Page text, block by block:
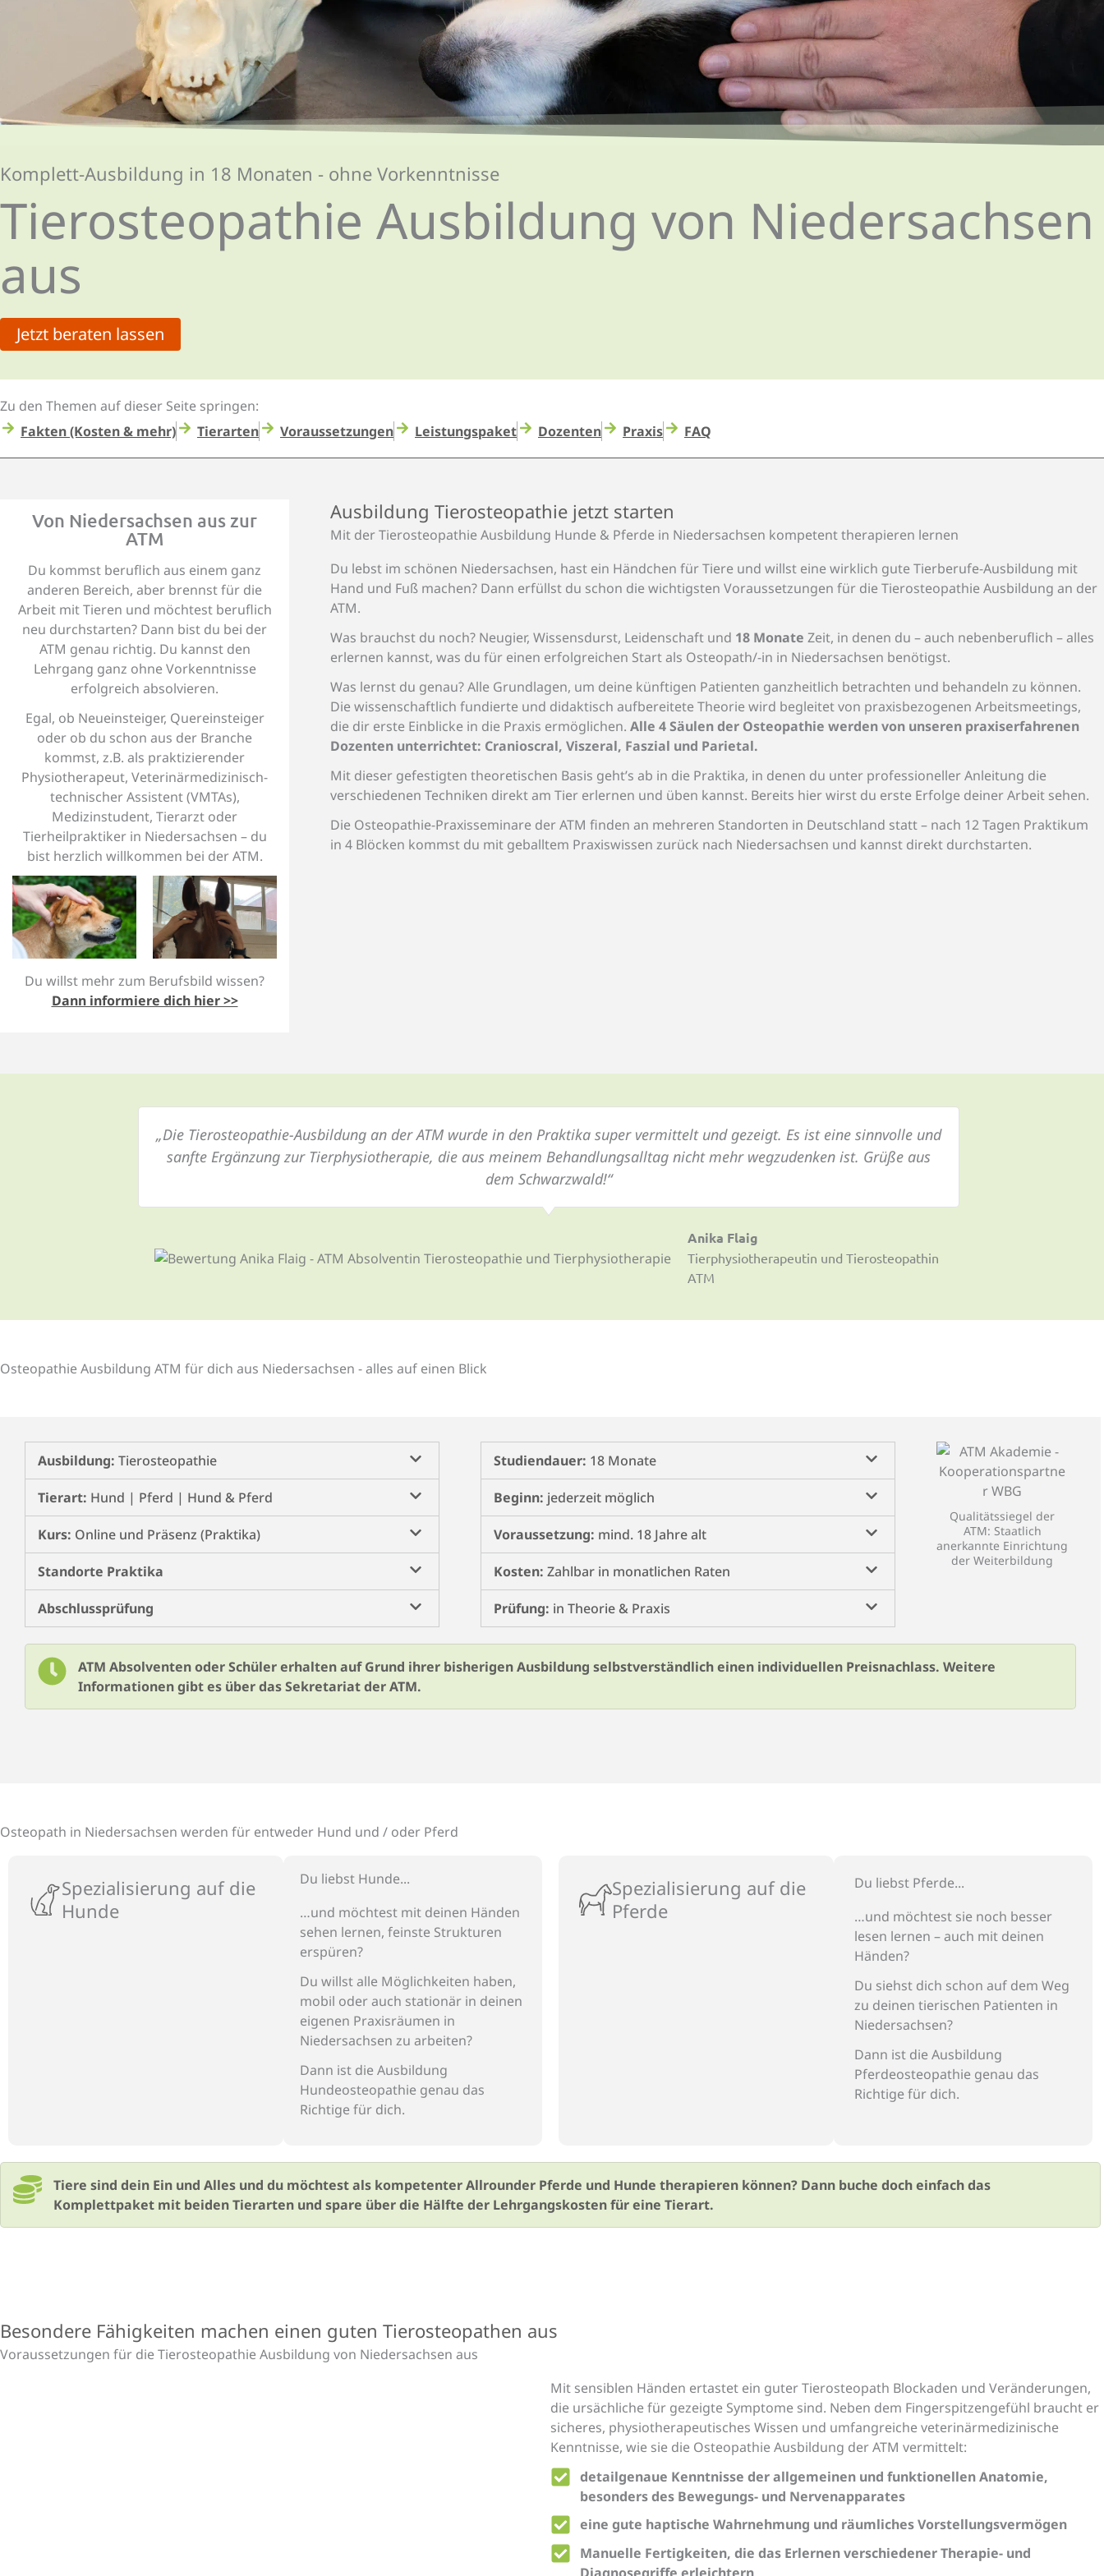
Komplett-Ausbildung in 18 Monaten - ohne Vorkenntnisse
Tierosteo­­pathie Aus­­bildung von Niedersachsen
aus
Jetzt beraten lassen
Zu den Themen auf dieser Seite springen:
Fakten (Kosten & mehr)
Tierarten Voraussetzungen Leistungspaket Dozenten Praxis FAQ
Von Niedersachsen aus zur
ATM
Du kommst beruflich aus einem ganz
anderen Bereich, aber brennst für die
Arbeit mit Tieren und möchtest beruflich
neu durchstarten? Dann bist du bei der
ATM genau richtig. Du kannst den
Lehrgang ganz ohne Vorkenntnisse
erfolgreich absolvieren.
Egal, ob Neueinsteiger, Quereinsteiger
oder ob du schon aus der Branche
kommst, z.B. als praktizierender
Physiotherapeut, Veterinärmedizinisch-
technischer Assistent (VMTAs),
Medizinstudent, Tierarzt oder
Tierheilpraktiker in Niedersachsen – du
bist herzlich willkommen bei der ATM.
Du willst mehr zum Berufsbild wissen?
Dann informiere dich hier >>
Ausbildung Tierosteopathie jetzt starten
Mit der Tierosteo­pathie Ausbildung Hunde & Pferde in Niedersachsen kompetent therapieren lernen
Du lebst im schönen Niedersachsen, hast ein Händchen für Tiere und willst eine wirklich gute Tierberufe-Ausbildung mit
Hand und Fuß machen? Dann erfüllst du schon die wichtigsten Voraussetzungen für die Tierosteopathie Ausbildung an der
ATM.
Was brauchst du noch? Neugier, Wissensdurst, Leidenschaft und 18 Monate Zeit, in denen du – auch nebenberuflich – alles
erlernen kannst, was du für einen erfolgreichen Start als Osteopath/-in in Niedersachsen benötigst.
Was lernst du genau? Alle Grundlagen, um deine künftigen Patienten ganzheitlich betrachten und behandeln zu können.
Die wissenschaftlich fundierte und didaktisch aufbereitete Theorie wird begleitet von praxisbezogenen Arbeitsmeetings,
die dir erste Einblicke in die Praxis ermöglichen. Alle 4 Säulen der Osteopathie werden von unseren praxiserfahrenen
Dozenten unterrichtet: Cranioscral, Viszeral, Faszial und Parietal.
Mit dieser gefestigten theoretischen Basis geht’s ab in die Praktika, in denen du unter professioneller Anleitung die
verschiedenen Techniken direkt am Tier erlernen und üben kannst. Bereits hier wirst du erste Erfolge deiner Arbeit sehen.
Die Osteopathie-Praxisseminare der ATM finden an mehreren Standorten in Deutschland statt – nach 12 Tagen Praktikum
in 4 Blöcken kommst du mit geballtem Praxiswissen zurück nach Niedersachsen und kannst direkt durchstarten.
„Die Tierosteopathie-Ausbildung an der ATM wurde in den Praktika super vermittelt und gezeigt. Es ist eine sinnvolle und
sanfte Ergänzung zur Tierphysiotherapie, die aus meinem Behandlungsalltag nicht mehr wegzudenken ist. Grüße aus
dem Schwarzwald!“
Anika Flaig
Tierphysiotherapeutin und Tierosteopathin
ATM
Osteo­pathie Ausbildung ATM für dich aus Niedersachsen - alles auf einen Blick
Ausbildung: Tierosteopathie
Tierart: Hund | Pferd | Hund & Pferd
Kurs: Online und Präsenz (Praktika)
Standorte Praktika
Abschlussprüfung
Studiendauer: 18 Monate
Beginn: jederzeit möglich
Voraussetzung: mind. 18 Jahre alt
Kosten: Zahlbar in monatlichen Raten
Prüfung: in Theorie & Praxis
Qualitätssiegel der
ATM: Staatlich
anerkannte Einrichtung
der Weiterbildung
ATM Absolventen oder Schüler erhalten auf Grund ihrer bisherigen Ausbildung selbstverständlich einen individuellen Preisnachlass. Weitere
Informationen gibt es über das Sekretariat der ATM.
Osteopath in Niedersachsen werden für entweder Hund und / oder Pferd
Spezialisierung auf die
Hunde
Du liebst Hunde...
…und möchtest mit deinen Händen
sehen lernen, feinste Strukturen
erspüren?
Du willst alle Möglichkeiten haben,
mobil oder auch stationär in deinen
eigenen Praxisräumen in
Niedersachsen zu arbeiten?
Dann ist die Ausbildung
Hundeosteopathie genau das
Richtige für dich.
Spezialisierung auf die
Pferde
Du liebst Pferde...
…und möchtest sie noch besser
lesen lernen – auch mit deinen
Händen?
Du siehst dich schon auf dem Weg
zu deinen tierischen Patienten in
Niedersachsen?
Dann ist die Ausbildung
Pferdeosteopathie genau das
Richtige für dich.
Tiere sind dein Ein und Alles und du möchtest als kompetenter Allrounder Pferde und Hunde therapieren können? Dann buche doch einfach das
Komplettpaket mit beiden Tierarten und spare über die Hälfte der Lehrgangskosten für eine Tierart.
Besondere Fähigkeiten machen einen guten Tierosteopathen aus
Voraussetzungen für die Tierosteopathie Ausbildung von Niedersachsen aus
Mit sensiblen Händen ertastet ein guter Tierosteopath Blockaden und Veränderungen,
die ursächliche für gezeigte Symptome sind. Neben dem Fingerspitzengefühl braucht er
sicheres, physiotherapeutisches Wissen und umfangreiche veterinärmedizinische
Kenntnisse, wie sie die Osteopathie Ausbildung der ATM vermittelt:
detailgenaue Kenntnisse der allgemeinen und funktionellen Anatomie,
besonders des Bewegungs- und Nervenapparates
eine gute haptische Wahrnehmung und räumliches Vorstellungsvermögen
Manuelle Fertigkeiten, die das Erlernen verschiedener Therapie- und
Diagnosegriffe erleichtern